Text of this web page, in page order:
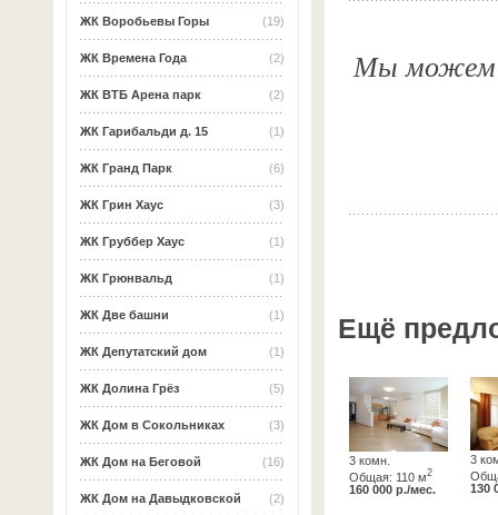
(19)
ЖК Воробьевы Горы
(2)
ЖК Времена Года
(2)
ЖК ВТБ Арена парк
(1)
ЖК Гарибальди д. 15
(6)
ЖК Гранд Парк
(3)
ЖК Грин Хаус
(1)
ЖК Груббер Хаус
(1)
ЖК Грюнвальд
(1)
ЖК Две башни
(1)
ЖК Депутатский дом
(5)
ЖК Долина Грёз
(3)
ЖК Дом в Сокольниках
(16)
ЖК Дом на Беговой
(2)
ЖК Дом на Давыдковской
Мы можем
Ещё
3 комн.
Общая: 110 м2
160 000 р./мес.
3
130